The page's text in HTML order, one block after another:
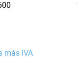
más IVA